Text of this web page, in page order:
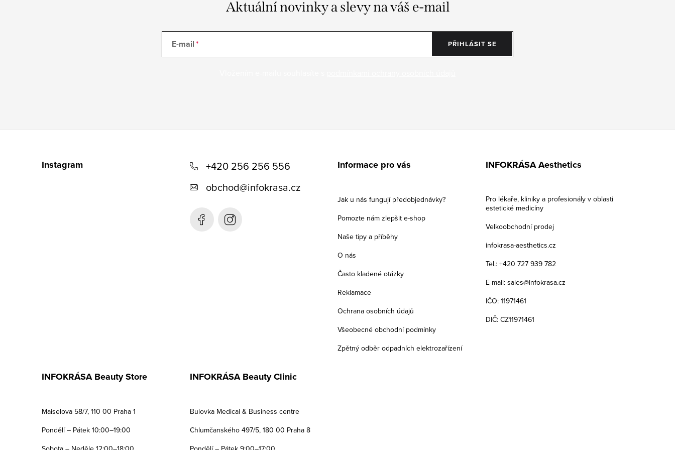
Aktuální novinky a slevy na váš e-mail
E-mail PŘIHLÁSIT SE
Instagram
+420 256 256 556
obchod@infokrasa.cz
Informace pro vás
Jak u nás fungují předobjednávky?
Pomozte nám zlepšit e-shop
Naše tipy a příběhy
O nás
Často kladené otázky
Reklamace
Ochrana osobních údajů
Všeobecné obchodní podmínky
Zpětný odběr odpadních elektrozařízení
INFOKRÁSA Aesthetics
Pro lékaře, kliniky a profesionály v oblasti
estetické medicíny
Velkoobchodní prodej
infokrasa-aesthetics.cz
Tel.: +420 727 939 782
E-mail: sales@infokrasa.cz
IČO: 11971461
DIČ: CZ11971461
INFOKRÁSA Beauty Store
Maiselova 58/7, 110 00 Praha 1
Pondělí – Pátek 10:00–19:00
INFOKRÁSA Beauty Clinic
Bulovka Medical & Business centre
Chlumčanského 497/5, 180 00 Praha 8